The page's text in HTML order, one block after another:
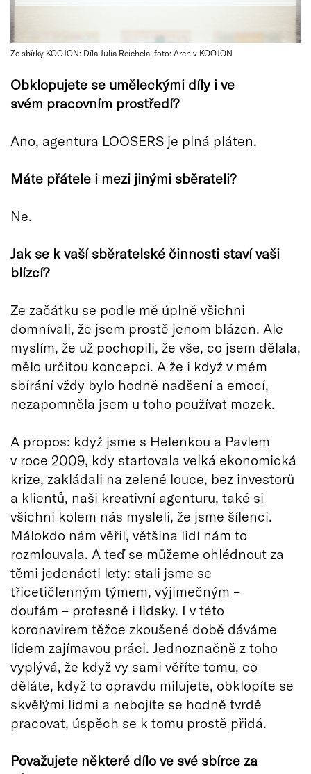
Ze sbírky KOOJON: Díla Julia Reichela, foto: Archiv KOOJON
Obklopujete se uměleckými díly i ve
svém pracovním prostředí?
Ano, agentura LOOSERS je plná pláten.
Máte přátele i mezi jinými sběrateli?
Ne.
Jak se k vaší sběratelské činnosti staví vaši
blízcí?
Ze začátku se podle mě úplně všichni
domnívali, že jsem prostě jenom blázen. Ale
myslím, že už pochopili, že vše, co jsem dělala,
mělo určitou koncepci. A že i když v mém
sbírání vždy bylo hodně nadšení a emocí,
nezapomněla jsem u toho používat mozek.
A propos: když jsme s Helenkou a Pavlem
v roce 2009, kdy startovala velká ekonomická
krize, zakládali na zelené louce, bez investorů
a klientů, naši kreativní agenturu, také si
všichni kolem nás mysleli, že jsme šílenci.
Málokdo nám věřil, většina lidí nám to
rozmlouvala. A teď se můžeme ohlédnout za
těmi jedenácti lety: stali jsme se
třicetičlenným týmem, výjimečným –
doufám – profesně i lidsky. I v této
koronavirem těžce zkoušené době dáváme
lidem zajímavou práci. Jednoznačně z toho
vyplývá, že když vy sami věříte tomu, co
děláte, když to opravdu milujete, obklopíte se
skvělými lidmi a nebojíte se hodně tvrdě
pracovat, úspěch se k tomu prostě přidá.
Považujete některé dílo ve své sbírce za